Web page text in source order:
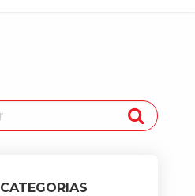
CATEGORIAS